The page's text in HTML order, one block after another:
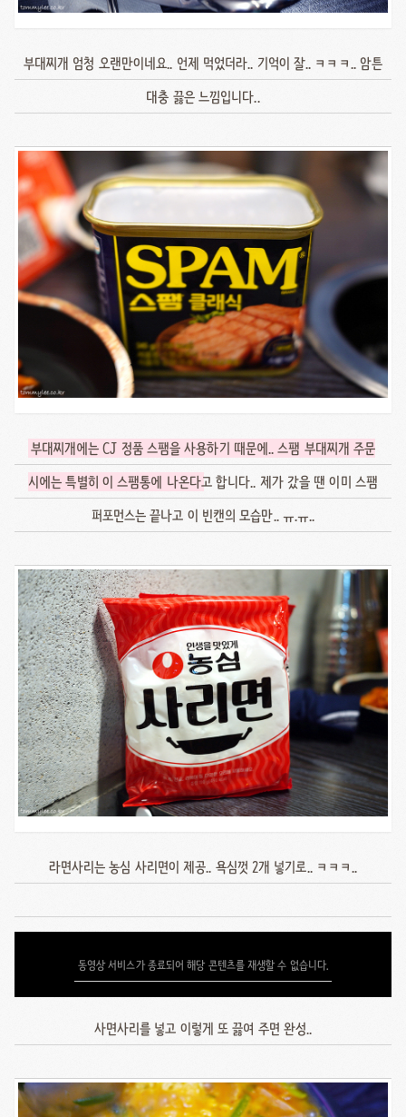
부대찌개 엄청 오랜만이네요.. 언제 먹었더라.. 기억이 잘.. ㅋㅋㅋ.. 암튼
대충 끓은 느낌입니다..
부대찌개에는 CJ 정품 스팸을 사용하기 때문에.. 스팸 부대찌개 주문
시에는 특별히 이 스팸통에 나온다고 합니다.. 제가 갔을 땐 이미 스팸
퍼포먼스는 끝나고 이 빈캔의 모습만.. ㅠ.ㅠ..
라면사리는 농심 사리면이 제공.. 욕심껏 2개 넣기로.. ㅋㅋㅋ..
동영상 서비스가 종료되어 해당 콘텐츠를 재생할 수 없습니다.
사면사리를 넣고 이렇게 또 끓여 주면 완성..